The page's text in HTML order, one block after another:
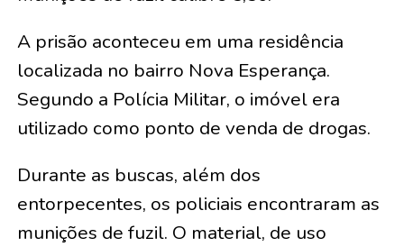
A prisão aconteceu em uma residência
localizada no bairro Nova Esperança.
Segundo a Polícia Militar, o imóvel era
utilizado como ponto de venda de drogas.
Durante as buscas, além dos
entorpecentes, os policiais encontraram as
munições de fuzil. O material, de uso